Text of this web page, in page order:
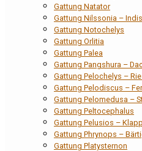
Gattung Natator
Gattung Nilssonia –
Gattung Notochelys
Gattung Orlitia
Gattung Palea
Gattung Pangshura –
Gattung Pelochelys –
Gattung Pelodiscus –
Gattung Pelomedusa –
Gattung Peltocephalus
Gattung Pelusios –
Gattung Phrynops –
Gattung Platysternon